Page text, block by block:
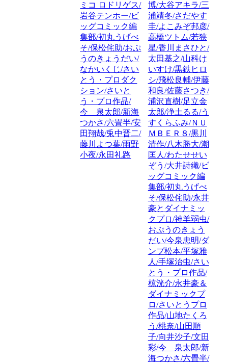
ミコ ロドリゲス/
岩谷テンホー/ビ
ッグコミック編
集部/初丸うげべ
そ/保松侘助/おぷ
うのきょうだい/
なかいくじ/さい
とう・プロダク
ション/さいと
う・プロ作品/
今 泉太郎/新海
つかさ/六畳半/安
田翔哉/兎中晋二/
藤川よつ葉/雨野
小夜/永田礼路
博/大谷アキラ/三
浦靖冬/さだやす
圭/よこみぞ邦彦/
高橋ツトム/若狭
星/香川まさひと/
太田基之/山科け
いすけ/黒鉄ヒロ
シ/飛松良輔/伊藤
和良/佐藤さつき/
浦沢直樹/足立金
太郎/浄土るる/う
すくらふみ/ＮＵ
ＭＢＥＲ８/黒川
清作/八木勝大/潮
匡人/わたせせい
ぞう/大井詩織/ビ
ッグコミック編
集部/初丸うげべ
そ/保松侘助/永井
豪とダイナミッ
クプロ/神羊弱虫/
おぷうのきょう
だい/今泉忠明/ダ
ンプ松本/平塚雅
人/手塚治虫/さい
とう・プロ作品/
椋洸介/永井豪＆
ダイナミックプ
ロ/さいとうプロ
作品/山地たくろ
う/桃奈/山田順
子/向井沙子/文田
彩/今 泉太郎/新
海つかさ/六畳半/